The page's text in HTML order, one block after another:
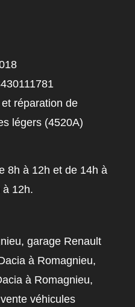
réparation de
légers (4520A)
8h à 12h et de 14h à
à 12h.
garage Renault
à Romagnieu,
à Romagnieu,
véhicules